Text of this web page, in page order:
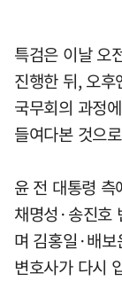
특검은 이날 오
진행한 뒤, 오
국무회의 과정
들여다본 것으
윤 전 대통령
채명성·송진호
며 김홍일·배
변호사가 다시